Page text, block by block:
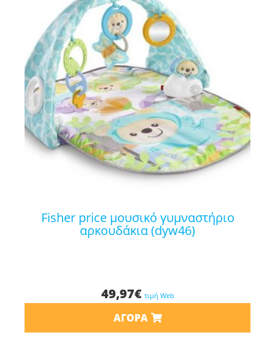
fisher price μουσικό γυμναστήριο
αρκουδάκια (dyw46)
49,97€ τιμή Web
ΑΓΟΡΆ